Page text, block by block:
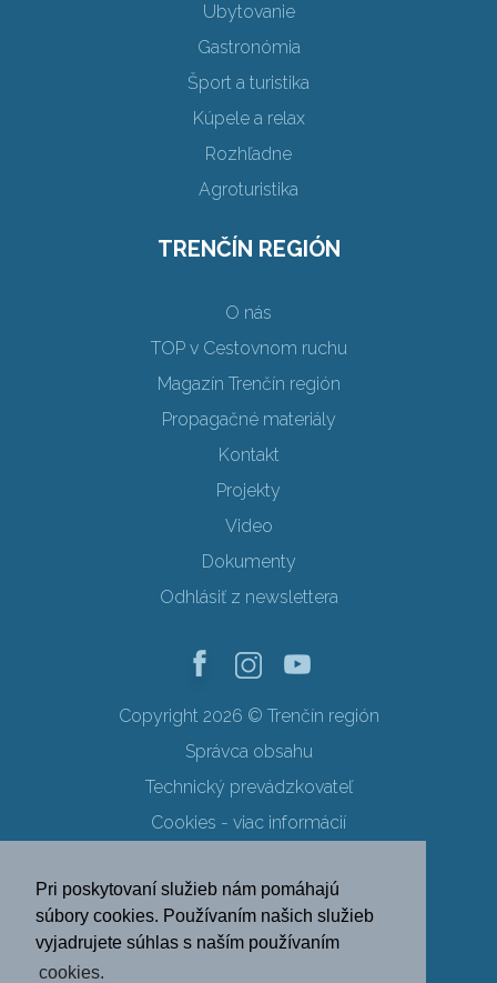
Pri poskytovaní služieb nám pomáhajú
súbory cookies. Používaním našich služieb
vyjadrujete súhlas s naším používaním
cookies.
Ubytovanie
Gastronómia
Šport a turistika
Kúpele a relax
Rozhľadne
Agroturistika
TRENČÍN REGIÓN
O nás
TOP v Cestovnom ruchu
Magazín Trenčín región
Propagačné materiály
Kontakt
Projekty
Video
Dokumenty
Odhlásiť z newslettera
Copyright 2026 © Trenčín región
Správca obsahu
Technický prevádzkovateľ
Cookies - viac informácií
Ochrana osobných údajov
SK EN DE
PL